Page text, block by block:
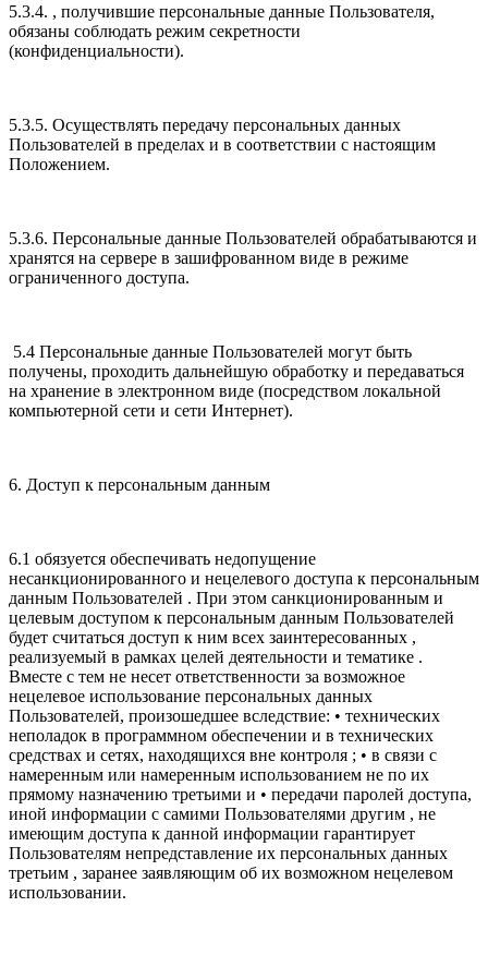
5.3.4. , получившие персональные данные Пользователя,
обязаны соблюдать режим секретности
(конфиденциальности).
5.3.5. Осуществлять передачу персональных данных
Пользователей в пределах и в соответствии с настоящим
Положением.
5.3.6. Персональные данные Пользователей обрабатываются и
хранятся на сервере в зашифрованном виде в режиме
ограниченного доступа.
5.4 Персональные данные Пользователей могут быть
получены, проходить дальнейшую обработку и передаваться
на хранение в электронном виде (посредством локальной
компьютерной сети и сети Интернет).
6. Доступ к персональным данным
6.1 обязуется обеспечивать недопущение
несанкционированного и нецелевого доступа к персональным
данным Пользователей . При этом санкционированным и
целевым доступом к персональным данным Пользователей
будет считаться доступ к ним всех заинтересованных ,
реализуемый в рамках целей деятельности и тематике .
Вместе с тем не несет ответственности за возможное
нецелевое использование персональных данных
Пользователей, произошедшее вследствие: • технических
неполадок в программном обеспечении и в технических
средствах и сетях, находящихся вне контроля ; • в связи с
намеренным или намеренным использованием не по их
прямому назначению третьими и • передачи паролей доступа,
иной информации с самими Пользователями другим , не
имеющим доступа к данной информации гарантирует
Пользователям непредставление их персональных данных
третьим , заранее заявляющим об их возможном нецелевом
использовании.